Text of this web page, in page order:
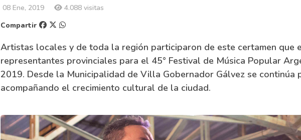
08 Ene, 2019
4.088 visitas
Compartir
Artistas locales y de toda la región participaron de este certamen que
representantes provinciales para el 45° Festival de Música Popular
2019. Desde la Municipalidad de Villa Gobernador Gálvez se continúa
acompañando el crecimiento cultural de la ciudad.